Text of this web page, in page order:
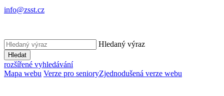
info@zsst.cz
Hledaný výraz
Hledat
rozšířené vyhledávání
Mapa webu Verze pro senioryZjednodušená verze webu